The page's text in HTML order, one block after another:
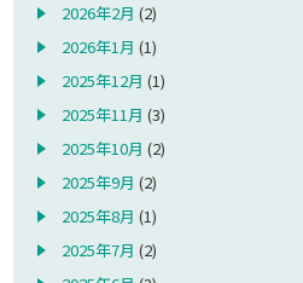
2026年2月 (2)
2026年1月 (1)
2025年12月 (1)
2025年11月 (3)
2025年10月 (2)
2025年9月 (2)
2025年8月 (1)
2025年7月 (2)